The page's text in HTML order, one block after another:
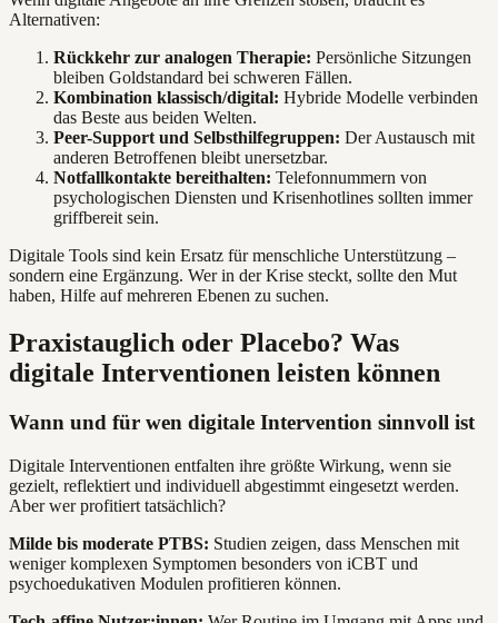
Alternativen:
Rückkehr zur analogen Therapie: Persönliche Sitzungen
bleiben Goldstandard bei schweren Fällen.
Kombination klassisch/digital: Hybride Modelle verbinden
das Beste aus beiden Welten.
Peer-Support und Selbsthilfegruppen: Der Austausch mit
anderen Betroffenen bleibt unersetzbar.
Notfallkontakte bereithalten: Telefonnummern von
psychologischen Diensten und Krisenhotlines sollten immer
griffbereit sein.
Digitale Tools sind kein Ersatz für menschliche Unterstützung –
sondern eine Ergänzung. Wer in der Krise steckt, sollte den Mut
haben, Hilfe auf mehreren Ebenen zu suchen.
Praxistauglich oder Placebo? Was
digitale Interventionen leisten können
Wann und für wen digitale Intervention sinnvoll ist
Digitale Interventionen entfalten ihre größte Wirkung, wenn sie
gezielt, reflektiert und individuell abgestimmt eingesetzt werden.
Aber wer profitiert tatsächlich?
Milde bis moderate PTBS: Studien zeigen, dass Menschen mit
weniger komplexen Symptomen besonders von iCBT und
psychoedukativen Modulen profitieren können.